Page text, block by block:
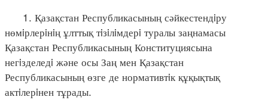
1. Қазақстан Республикасының сәйкестендiру
нөмiрлерiнiң ұлттық тiзiлiмдерi туралы заңнамасы
Қазақстан Республикасының Конституциясына
негiзделедi және осы Заң мен Қазақстан
Республикасының өзге де нормативтiк құқықтық
актiлерiнен тұрады.